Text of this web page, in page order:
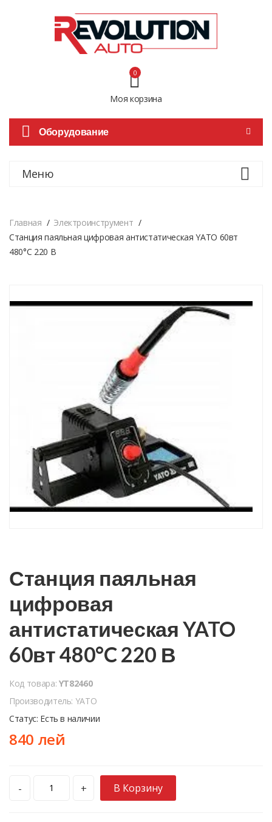
Моя корзина
0
Оборудование
Меню
Главная
Электроинструмент
Станция паяльная цифровая антистатическая YATO 60вт
480°C 220 В
Станция паяльная
цифровая
антистатическая YATO
60вт 480°C 220 В
Код товара: YT82460
Производитель: YATO
Статус: Есть в наличии
840 лей
- + В Корзину